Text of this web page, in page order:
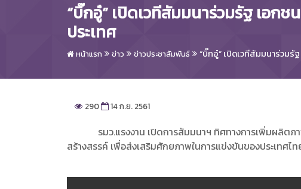
“บิ๊กอู๋” เปิดเวทีสัมมนาร่วมรัฐ เอ
ประเทศ
หน้าแรก ข่าว ข่าวประชาสัมพันธ์ “บิ๊กอู๋” เปิดเวทีสัมมนาร่วม
290 14 ก.ย. 2561
รมว.แรงงาน เปิดการสัมมนาฯ ทิศทางการเพิ่มผลิตภา
สร้างสรรค์ เพื่อส่งเสริมศักยภาพในการแข่งขันของประเทศไ